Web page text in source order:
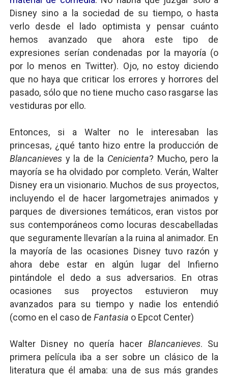
Disney sino a la sociedad de su tiempo, o hasta
verlo desde el lado optimista y pensar cuánto
hemos avanzado que ahora este tipo de
expresiones serían condenadas por la mayoría (o
por lo menos en Twitter). Ojo, no estoy diciendo
que no haya que criticar los errores y horrores del
pasado, sólo que no tiene mucho caso rasgarse las
vestiduras por ello.
Entonces, si a Walter no le interesaban las
princesas, ¿qué tanto hizo entre la producción de
Blancanievesy la de la Cenicienta? Mucho, pero la
mayoría se ha olvidado por completo. Verán, Walter
Disney era un visionario. Muchos de sus proyectos,
incluyendo el de hacer largometrajes animados y
parques de diversiones temáticos, eran vistos por
sus contemporáneos como locuras descabelladas
que seguramente llevarían a la ruina al animador. En
la mayoría de las ocasiones Disney tuvo razón y
ahora debe estar en algún lugar del Infierno
pintándole el dedo a sus adversarios. En otras
ocasiones sus proyectos estuvieron muy
avanzados para su tiempo y nadie los entendió
(como en el caso de Fantasia o Epcot Center)
Walter Disney no quería hacer Blancanieves. Su
primera película iba a ser sobre un clásico de la
literatura que él amaba: una de sus más grandes